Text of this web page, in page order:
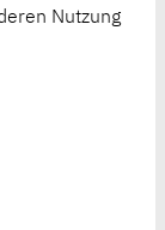
Nutzung